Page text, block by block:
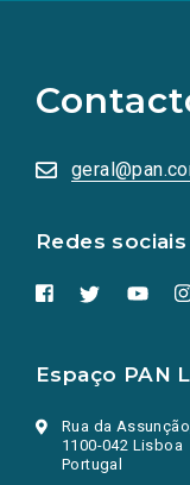
Redes sociais
redes
sociais
numa
nova
Espaço PAN
Rua da
1100-042 Lisboa
Portugal